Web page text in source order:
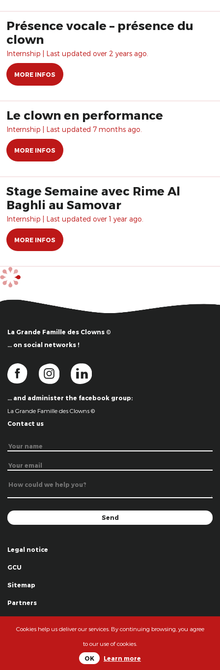
Présence vocale – présence du
clown
Internship | Last updated over 2 years ago.
MORE INFOS
Le clown en performance
Internship | Last updated 7 months ago.
MORE INFOS
Stage Semaine avec Rime Al
Baghli au Samovar
Internship | Last updated over 1 year ago.
MORE INFOS
La Grande Famille des Clowns ©
… on social networks !
… and administer the facebook group:
La Grande Famille des Clowns ©
Contact us
Legal notice
GCU
Sitemap
Partners
© La Grande Famille des Clowns - 2018
Cookies help us deliver our services. By continuing browsing, you agree
to our use of cookies.
OK Learn more